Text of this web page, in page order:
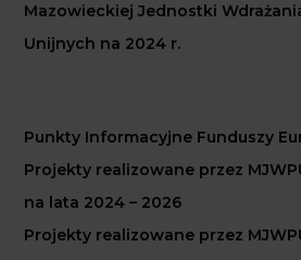
Mazowieckiej Jednostki
Unijnych na 2024 r.
Punkty Informacyjne Funduszy
Projekty realizowane przez
na lata 2024 – 2026
Projekty realizowane przez